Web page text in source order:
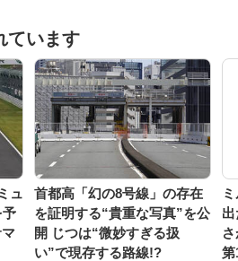
ています
ュ
予
首都高「幻の8号線」の存在
を証明する“貴重な写真”を公
開 じつは“微妙すぎる扱
い”で現存する路線!?
第